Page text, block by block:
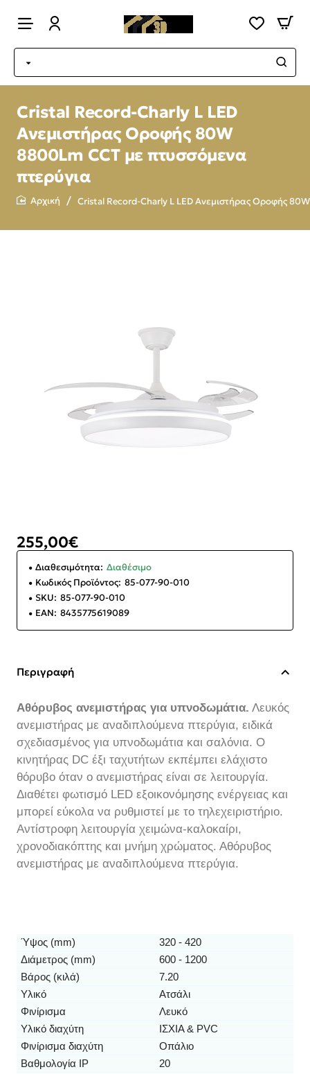
Cristal Record-Charly L LED
Ανεμιστήρας Οροφής 80W
8800Lm CCT με πτυσσόμενα
πτερύγια
Cristal Record-Charly L LED Ανεμιστήρας Οροφής
255,00€
Διαθεσιμότητα: Διαθέσιμο
Κωδικός Προϊόντος: 85-077-90-010
SKU: 85-077-90-010
EAN: 8435775619089
Περιγραφή
Αθόρυβος ανεμιστήρας για υπνοδωμάτια. Λευκός
ανεμιστήρας με αναδιπλούμενα πτερύγια, ειδικά
σχεδιασμένος για υπνοδωμάτια και σαλόνια. Ο
κινητήρας DC έξι ταχυτήτων εκπέμπει ελάχιστο
θόρυβο όταν ο ανεμιστήρας είναι σε λειτουργία.
Διαθέτει φωτισμό LED εξοικονόμησης ενέργειας και
μπορεί εύκολα να ρυθμιστεί με το τηλεχειριστήριο.
Αντίστροφη λειτουργία χειμώνα-καλοκαίρι,
χρονοδιακόπτης και μνήμη χρώματος. Αθόρυβος
ανεμιστήρας με αναδιπλούμενα πτερύγια.
Ύψος (mm)
320 - 420
Διάμετρος (mm)
600 - 1200
Βάρος (κιλά)
7.20
Υλικό
Ατσάλι
Φινίρισμα
Λευκό
Υλικό διαχύτη
ΙΣΧΙΑ & PVC
Φινίρισμα διαχύτη
Οπάλιο
Βαθμολογία IP
20